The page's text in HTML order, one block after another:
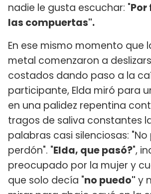
nadie le gusta escuchar: "
las compuertas".
En ese mismo momento que
metal comenzaron a
costados dando paso a la
participante, Elda miró para
en una palidez repentina
tragos de saliva constantes
palabras casi silenciosas: "No
perdón". "Elda, que pasó?",
preocupado por la mujer y
que solo decía "no puedo" y